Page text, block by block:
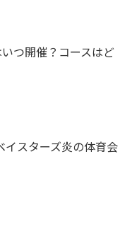
つ開催？コースはど
スターズ炎の体育会